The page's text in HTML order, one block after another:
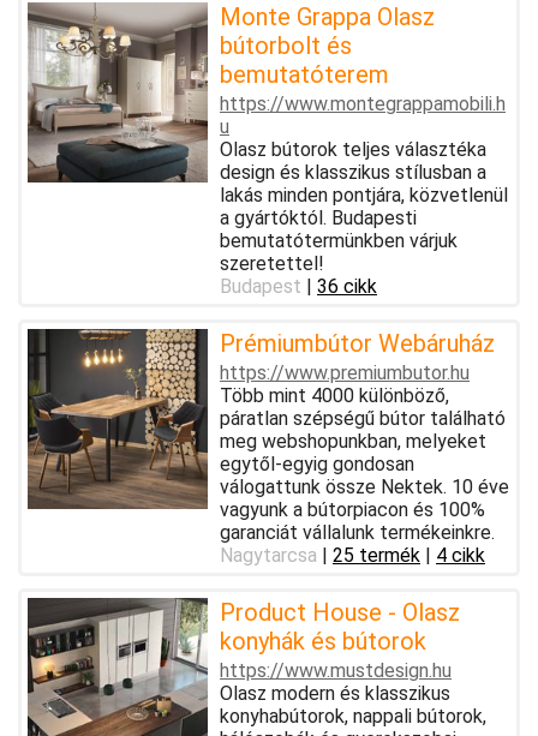
Monte Grappa Olasz
bútorbolt és
bemutatóterem
https://www.montegrappamobili.h
u
Olasz bútorok teljes választéka
design és klasszikus stílusban a
lakás minden pontjára, közvetlenül
a gyártóktól. Budapesti
bemutatótermünkben várjuk
szeretettel!
Budapest | 36 cikk
Prémiumbútor Webáruház
https://www.premiumbutor.hu
Több mint 4000 különböző,
páratlan szépségű bútor található
meg webshopunkban, melyeket
egytől-egyig gondosan
válogattunk össze Nektek. 10 éve
vagyunk a bútorpiacon és 100%
garanciát vállalunk termékeinkre.
Nagytarcsa | 25 termék | 4 cikk
Product House - Olasz
konyhák és bútorok
https://www.mustdesign.hu
Olasz modern és klasszikus
konyhabútorok, nappali bútorok,